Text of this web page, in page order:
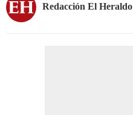
Redacción El Heraldo